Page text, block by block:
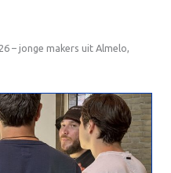
– jonge makers uit Almelo,